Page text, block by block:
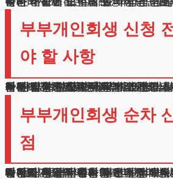
부부개인회생 신청
야 할 사항
부부개인회생은 동일 법원에서 심사가 진행되어 절차가 한결 수월합니다. 각각 신청하는 것보다 서류 준비나 심사 기간도 단축할 수 있죠.
무엇보다 중요한 것은 자산 평가 시 서로에게 유리한 계산이 적용된다는 점입니다.
한 사람씩 신청할 때와 비교하면 훨씬 나은 조건을 얻을 수 있습니다.
함께 신청하면 배우자의 소득이나 재산 상황을 숨김없이 공개할 수 있어 신뢰도
이는 법원 심사에서 긍정적인 요소로 작용하죠. 또한 심리 일정도 비슷한 시기에 진행되어 서로 의지하며 절차를 밟을 수 있습니다.
부부개인회생 순차
점
배우자가 먼저 신청하고 나중에 다른 한쪽이 진행하는 방식도 가능합니다.
하지만 이 경우에는 재산 산정에서 불리할 수 있어요. 왜냐하면 각각의 신청서에 상대방 자산이 중복 계산될 수 있기 때문입니다.
이런 상황을 피하려면 처음부터 부부개인회생시작 하는 것이 좋습니다.
시차를 두고 신청할 경우 발생하는 또 다른 문제는 서류 준비의 번거로움입니다.
같은 내용의 서류를 두 번 준비해야 하고, 그 사이 변동사항이 생기면 추가 설명이 필요합니다. 이는 불필요한 시간과 비용의 낭비를